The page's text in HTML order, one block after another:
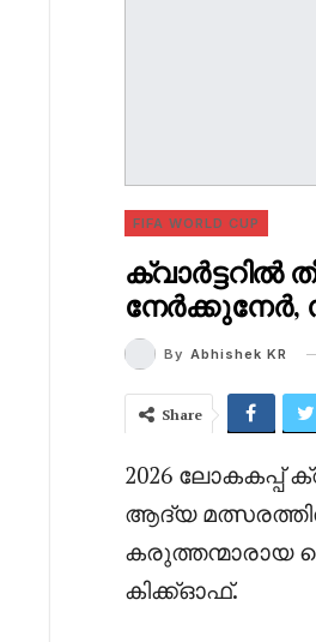
FIFA WORLD CUP
By Abhishek KR
Share
2026 ലോകകപ്പ്
ആദ്യ
കരുത്തന്മാരായ
കിക്ക്‌ഓഫ്.